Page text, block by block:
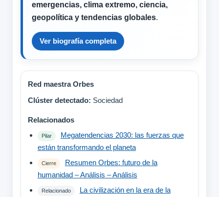
emergencias, clima extremo, ciencia,
geopolítica y tendencias globales.
Ver biografía completa
Red maestra Orbes
Clúster detectado: Sociedad
Relacionados
Pilar
Megatendencias 2030: las fuerzas que
están transformando el planeta
Cierre
Resumen Orbes: futuro de la
humanidad – Análisis – Análisis
Relacionado
La civilización en la era de la